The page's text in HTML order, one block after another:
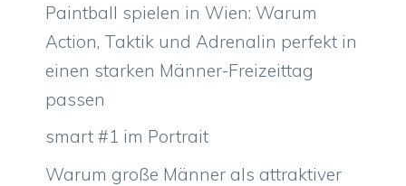
Paintball spielen in Wien: Warum
Action, Taktik und Adrenalin perfekt in
einen starken Männer-Freizeittag
passen
smart #1 im Portrait
Warum große Männer als attraktiver